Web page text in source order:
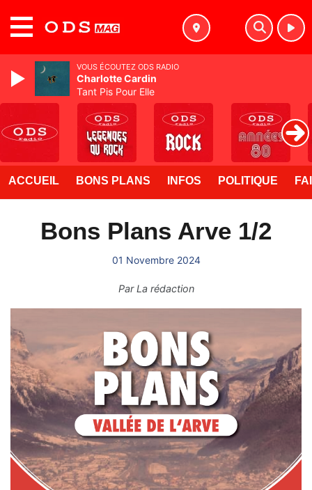
ACCUEIL BONS PLANS INFOS POLITIQUE
Bons Plans Arve 1/2
01 Novembre 2024
ParLa rédaction
VOUS ÉCOUTEZ ODS RADIO
Charlotte Cardin
Tant Pis Pour Elle